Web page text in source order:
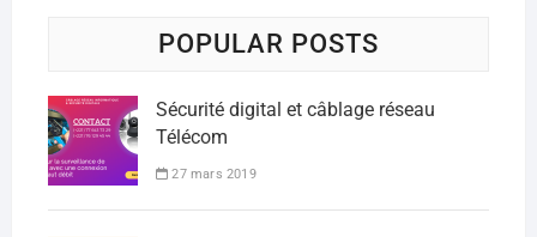
POPULAR POSTS
Sécurité digital et câblage réseau
Télécom
27 mars 2019